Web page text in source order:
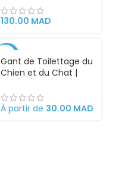
Scratching pour
Chiens et Chats
Formulated
130.00 MAD
Gant de Toilettage du
Chien et du Chat |
Brossage, Massage,
Bain et Récupération
À partir de 30.00 MAD